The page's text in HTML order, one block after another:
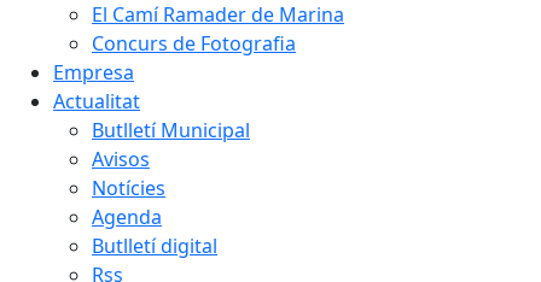
El Camí Ramader de Marina
Concurs de Fotografia
Empresa
Actualitat
Butlletí Municipal
Avisos
Notícies
Agenda
Butlletí digital
Rss